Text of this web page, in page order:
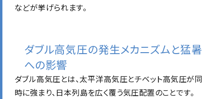
などが挙げられます。
ダブル高気圧の発生メカニズムと猛暑
への影響
ダブル高気圧とは、太平洋高気圧とチベット高気圧が同
時に強まり、日本列島を広く覆う気圧配置のことです。